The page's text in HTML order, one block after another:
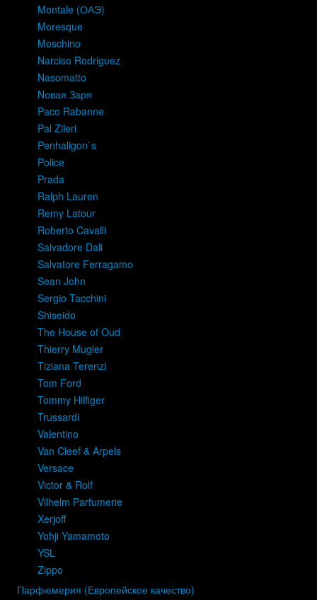
Montale (ОАЭ)
Moresque
Moschino
Narciso Rodriguez
Nasomatto
Nовая Заря
Paco Rabanne
Pal Zileri
Penhaligon`s
Police
Prada
Ralph Lauren
Remy Latour
Roberto Cavalli
Salvadore Dali
Salvatore Ferragamo
Sean John
Sergio Tacchini
Shiseido
The House of Oud
Thierry Mugler
Tiziana Terenzi
Tom Ford
Tommy Hilfiger
Trussardi
Valentino
Van Cleef & Arpels
Versace
Victor & Rolf
Vilhelm Parfumerie
Xerjoff
Yohji Yamamoto
YSL
Zippo
Парфюмерия (Европейское качество)